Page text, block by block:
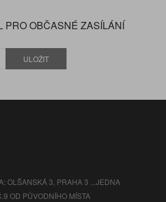
PRO OBČASNÉ ZASÍLÁNÍ
ULOŽIT
OLŠANSKÁ 3, PRAHA 3 ...JEDNA
OD PŮVODNÍHO MÍSTA